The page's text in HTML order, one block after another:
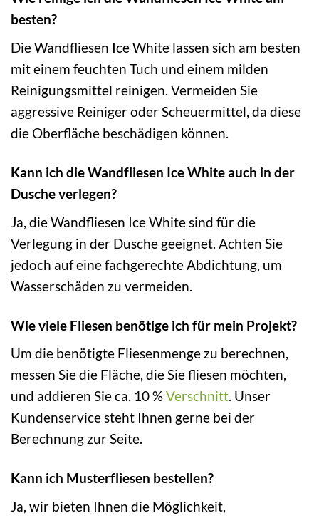
besten?
Die Wandfliesen Ice White lassen sich am besten
mit einem feuchten Tuch und einem milden
Reinigungsmittel reinigen. Vermeiden Sie
aggressive Reiniger oder Scheuermittel, da diese
die Oberfläche beschädigen können.
Kann ich die Wandfliesen Ice White auch in der
Dusche verlegen?
Ja, die Wandfliesen Ice White sind für die
Verlegung in der Dusche geeignet. Achten Sie
jedoch auf eine fachgerechte Abdichtung, um
Wasserschäden zu vermeiden.
Wie viele Fliesen benötige ich für mein Projekt?
Um die benötigte Fliesenmenge zu berechnen,
messen Sie die Fläche, die Sie fliesen möchten,
und addieren Sie ca. 10 %Verschnitt. Unser
Kundenservice steht Ihnen gerne bei der
Berechnung zur Seite.
Kann ich Musterfliesen bestellen?
Ja, wir bieten Ihnen die Möglichkeit,